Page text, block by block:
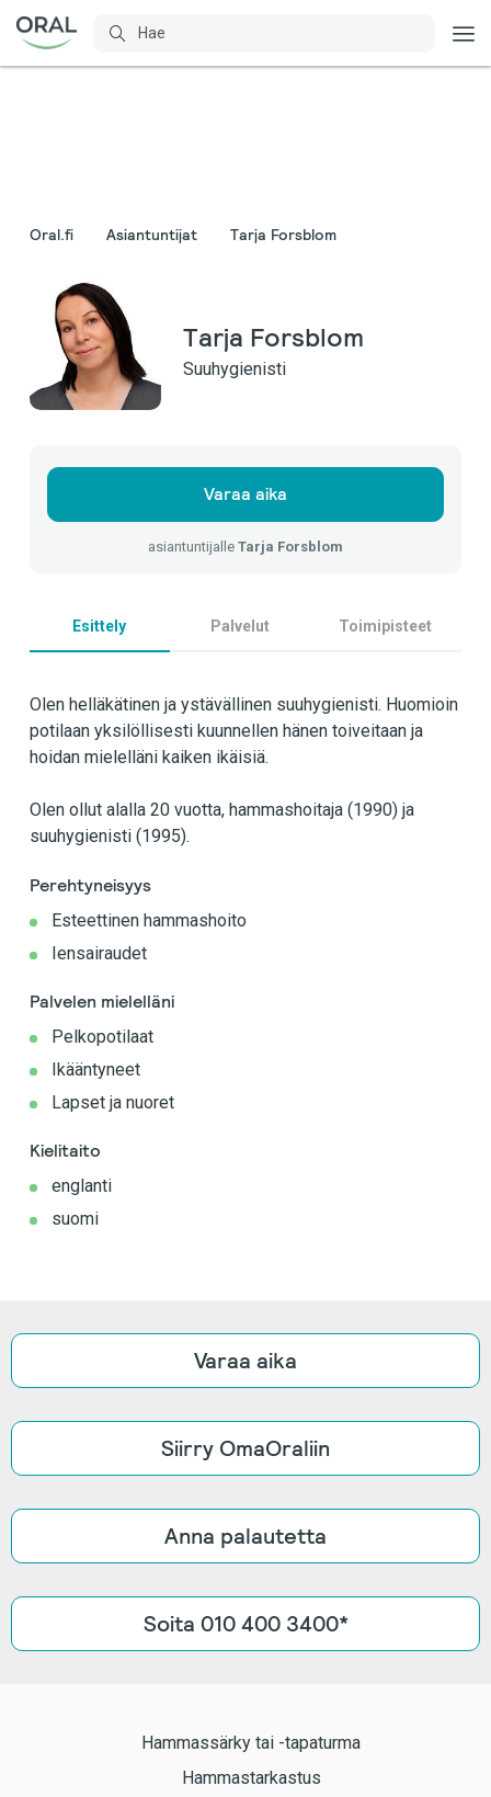
Oral.fi Asiantuntijat Tarja Forsblom
Tarja Forsblom
Suuhygienisti
Varaa aika
asiantuntijalle Tarja Forsblom
Esittely Palvelut Toimipisteet
Olen helläkätinen ja ystävällinen suuhygienisti. Huomioin
potilaan yksilöllisesti kuunnellen hänen toiveitaan ja
hoidan mielelläni kaiken ikäisiä.
Olen ollut alalla 20 vuotta, hammashoitaja (1990) ja
suuhygienisti (1995).
Perehtyneisyys
Esteettinen hammashoito
Iensairaudet
Palvelen mielelläni
Pelkopotilaat
Ikääntyneet
Lapset ja nuoret
Kielitaito
englanti
suomi
Varaa aika
Siirry OmaOraliin
Anna palautetta
Soita 010 400 3400*
Hammassärky tai -tapaturma
Hammastarkastus